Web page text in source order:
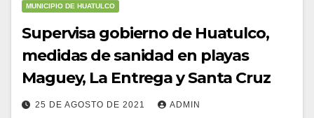
MUNICIPIO DE HUATULCO
Supervisa gobierno de Huatulco,
medidas de sanidad en playas
Maguey, La Entrega y Santa Cruz
25 DE AGOSTO DE 2021 ADMIN